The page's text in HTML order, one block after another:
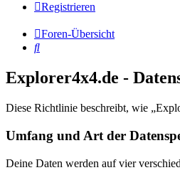
Registrieren
Foren-Übersicht
Suche
Explorer4x4.de -
Diese Richtlinie beschreibt, wie
Umfang und Art der
Deine Daten werden auf vier